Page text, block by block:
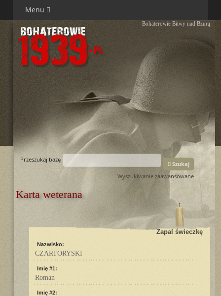
Menu
Bohaterowie Bitwy nad Bzurą
Przeszukaj bazę
Szukaj
Wyszukiwanie zaawansowane
Karta weterana
Zapal świeczkę
Nazwisko:
CZARTORYSKI
Imię #1:
Roman
Imię #2: